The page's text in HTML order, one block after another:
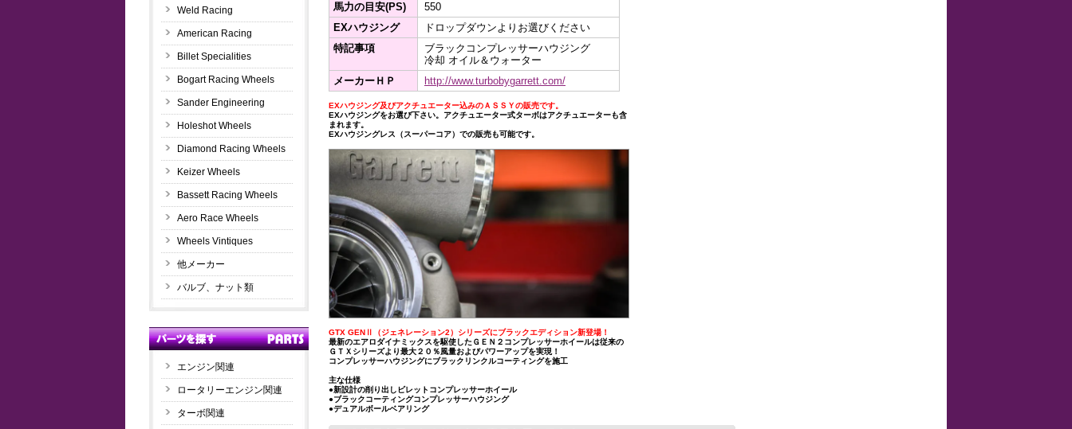
Weld Racing
American Racing
Billet Specialities
Bogart Racing Wheels
Sander Engineering
Holeshot Wheels
Diamond Racing Wheels
Keizer Wheels
Bassett Racing Wheels
Aero Race Wheels
Wheels Vintiques
他メーカー
バルブ、ナット類
エンジン関連
ロータリーエンジン関連
ターボ関連
馬力の目安(PS)
550
EXハウジング
ドロップダウンよりお選びください
特記事項
ブラックコンプレッサーハウジング
冷却 オイル＆ウォーター
メーカーＨＰ
http://www.turbobygarrett.com/
EXハウジング及びアクチュエーター込みのＡＳＳＹの販売です。
EXハウジングをお選び下さい。アクチュエーター式ターボはアクチュエーターも含
まれます。
EXハウジングレス（スーパーコア）での販売も可能です。
GTX GENⅡ（ジェネレーション2）シリーズにブラックエディション新登場！
最新のエアロダイナミックスを駆使したＧＥＮ２コンプレッサーホイールは従来の
ＧＴＸシリーズより最大２０％風量およびパワーアップを実現！
コンプレッサーハウジングにブラックリンクルコーティングを施工
主な仕様
●新設計の削り出しビレットコンプレッサーホイール
●ブラックコーティングコンプレッサーハウジング
●デュアルボールベアリング